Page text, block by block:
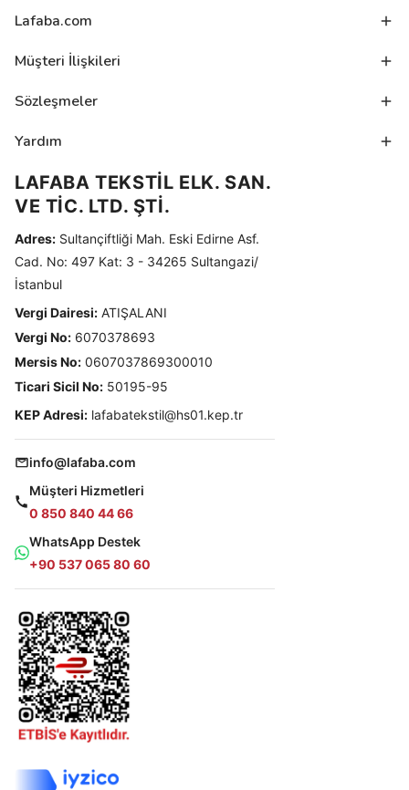
Lafaba.com
Müşteri İlişkileri
Sözleşmeler
Yardım
LAFABA TEKSTİL ELK. SAN.
VE TİC. LTD. ŞTİ.
Adres: Sultançiftliği Mah. Eski Edirne Asf.
Cad. No: 497 Kat: 3 - 34265 Sultangazi/
İstanbul
Vergi Dairesi: ATIŞALANI
Vergi No: 6070378693
Mersis No: 0607037869300010
Ticari Sicil No: 50195-95
KEP Adresi: lafabatekstil@hs01.kep.tr
info@lafaba.com
Müşteri Hizmetleri
0 850 840 44 66
WhatsApp Destek
+90 537 065 80 60